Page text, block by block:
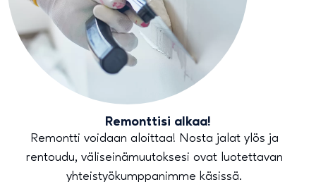
Remonttisi alkaa!
Remontti voidaan aloittaa! Nosta jalat ylös ja
rentoudu, väliseinämuutoksesi ovat luotettavan
yhteistyökumppanimme käsissä.